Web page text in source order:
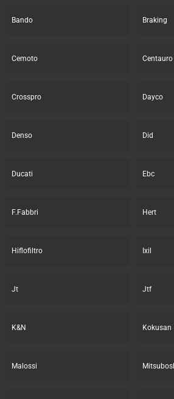
Bando Braking
Cemoto Centauro
Crosspro Dayco
Denso Did
Ducati Ebc
F.Fabbri Hert
Hiflofiltro Ixil
Jt Jtf
K&N Kokusan
Malossi